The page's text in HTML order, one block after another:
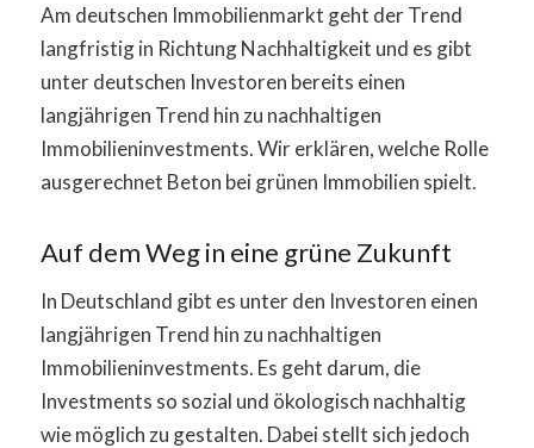
Am deutschen Immobilienmarkt geht der Trend
langfristig in Richtung Nachhaltigkeit und es gibt
unter deutschen Investoren bereits einen
langjährigen Trend hin zu nachhaltigen
Immobilieninvestments. Wir erklären, welche Rolle
ausgerechnet Beton bei grünen Immobilien spielt.
Auf dem Weg in eine grüne Zukunft
In Deutschland gibt es unter den Investoren einen
langjährigen Trend hin zu nachhaltigen
Immobilieninvestments. Es geht darum, die
Investments so sozial und ökologisch nachhaltig
wie möglich zu gestalten. Dabei stellt sich jedoch